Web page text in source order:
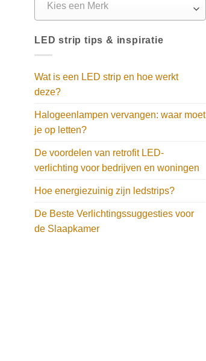
Kies een Merk
LED strip tips & inspiratie
Wat is een LED strip en hoe werkt
deze?
Halogeenlampen vervangen: waar moet
je op letten?
De voordelen van retrofit LED-
verlichting voor bedrijven en woningen
Hoe energiezuinig zijn ledstrips?
De Beste Verlichtingssuggesties voor
de Slaapkamer